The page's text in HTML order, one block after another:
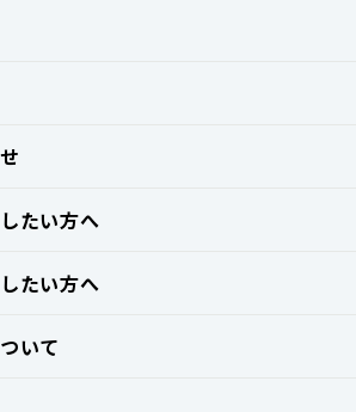
たい方へ
たい方へ
いて